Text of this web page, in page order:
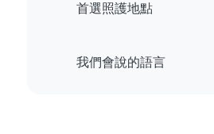
首選照護地點
我們會說的語言